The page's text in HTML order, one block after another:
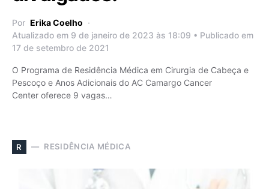
Por Erika Coelho
Atualizado em 9 de janeiro de 2023 às 18:09 • Publicado em
17 de setembro de 2021
O Programa de Residência Médica em Cirurgia de Cabeça e
Pescoço e Anos Adicionais do AC Camargo Cancer
Center oferece 9 vagas…
R RESIDÊNCIA MÉDICA